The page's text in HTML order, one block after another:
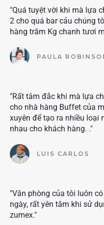
"Quá tuyệt vời khi mà lựa
2 cho quá bar cảu chúng
hàng trăm Kg chanh tươi
PAULA
"Rất tâm đắc khi mà lựa
cho nhà hàng Buffet của
xuyên để tạo ra nhiều loại
nhau cho khách hàng. ."
LUIS CARLOS
"Văn phòng của tôi luôn
ngày, rất yên tâm khi sử
zumex."